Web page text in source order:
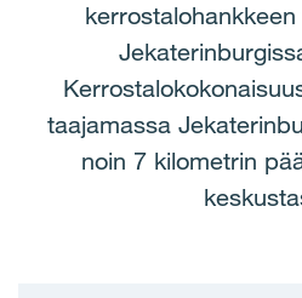
taajamassa
noin 7 kilometrin